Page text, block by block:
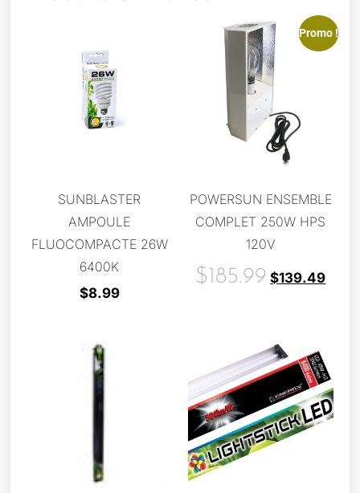
SUNBLASTER
AMPOULE
FLUOCOMPACTE 26W
6400K
$8.99
Promo !
POWERSUN ENSEMBLE
COMPLET 250W HPS
120V
$ 185.99 $139.49